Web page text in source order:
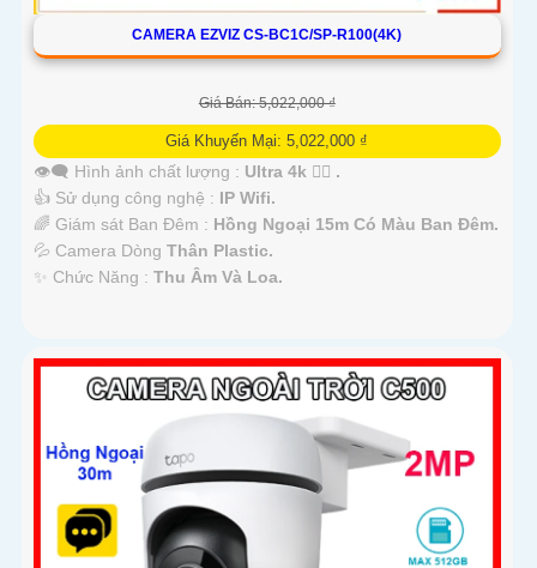
CAMERA EZVIZ CS-BC1C/SP-R100(4K)
Giá Bán: 5,022,000 ₫
Giá Khuyến Mại: 5,022,000 ₫
👁️‍🗨 Hình ảnh chất lượng : Ultra 4k 👍🏾 .
👍 Sử dụng công nghệ : IP Wifi.
🌈 Giám sát Ban Đêm : Hồng Ngoại 15m Có Màu Ban Ðêm.
💦 Camera Dòng Thân Plastic.
️✨ Chức Năng : Thu Âm Và Loa.